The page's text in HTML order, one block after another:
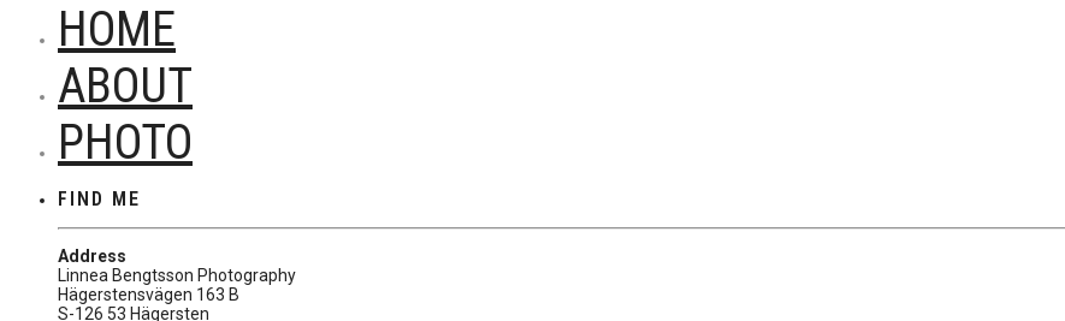
HOME
ABOUT
PHOTO
FIND ME
Address
Linnea Bengtsson Photography
Hägerstensvägen 163 B
S-126 53 Hägersten